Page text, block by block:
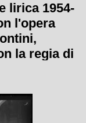
lirica 1954-
l'opera
la regia di